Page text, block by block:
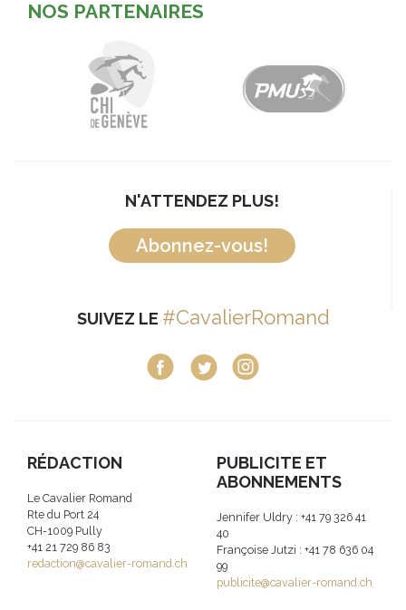
NOS PARTENAIRES
N'ATTENDEZ PLUS!
Abonnez-vous!
SUIVEZ LE #CavalierRomand
RÉDACTION
Le Cavalier Romand
Rte du Port 24
CH-1009 Pully
+41 21 729 86 83
redaction@cavalier-romand.ch
PUBLICITE ET
ABONNEMENTS
Jennifer Uldry : +41 79 326 41
40
Françoise Jutzi : +41 78 636 04
99
publicite@cavalier-romand.ch